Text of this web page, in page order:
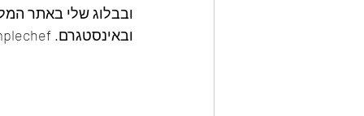
ובבלוג שלי באתר
ובאינסטגרם. kobythesimplechef